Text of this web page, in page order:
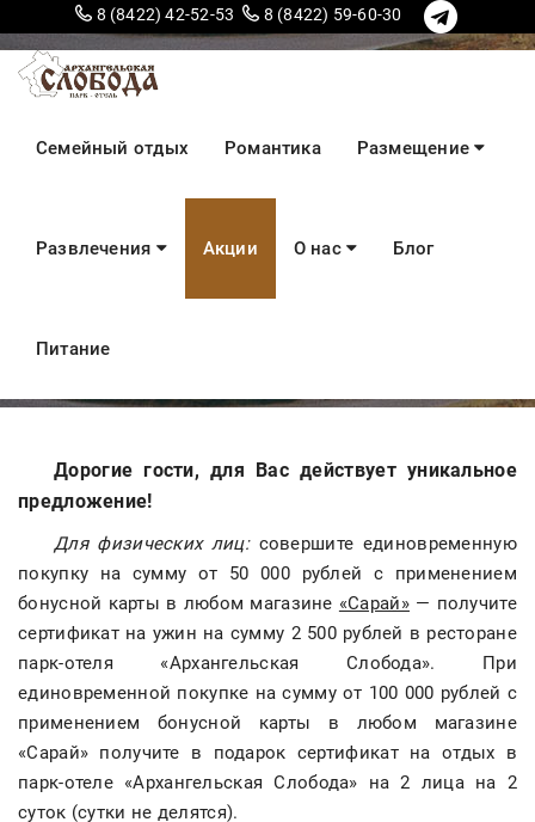
8 (8422) 42-52-53 8 (8422) 59-60-30
Семейный отдых Романтика Размещение
Развлечения Акции О нас Блог
Питание
Покупай в Сарай и
отдыхай в
Дорогие гости, для Вас действует уникальное
предложение!
Для физических лиц:совершите единовременную
покупку на сумму от 50 000 рублей с применением
бонусной карты в любом магазине «Сарай»— получите
сертификат на ужин на сумму 2 500 рублей в ресторане
парк-отеля «Архангельская Слобода». При
единовременной покупке на сумму от 100 000 рублей с
применением бонусной карты в любом магазине
«Сарай» получите в подарок сертификат на отдых в
парк-отеле «Архангельская Слобода» на 2 лица на 2
суток (сутки не делятся).